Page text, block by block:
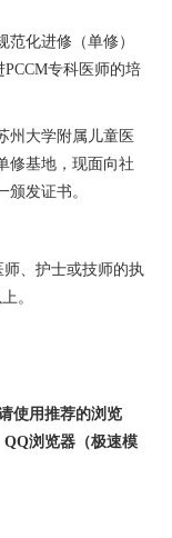
范化进修（单修）
专科医师的培
州大学附属儿童医
修基地，现面向社
发证书。
、护士或技师的执
。
使用推荐的浏览
QQ浏览器（极速模